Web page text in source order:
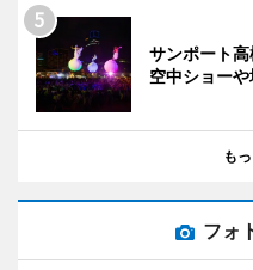
サンポート
空中ショー
も
フォ